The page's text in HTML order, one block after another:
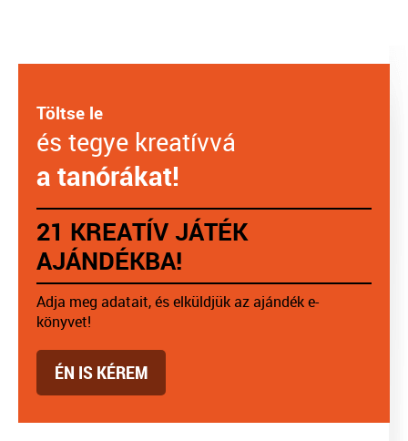
Töltse le
és tegye kreatívvá
a tanórákat!
21 KREATÍV JÁTÉK
AJÁNDÉKBA!
Adja meg adatait, és elküldjük az ajándék e-
könyvet!
ÉN IS KÉREM